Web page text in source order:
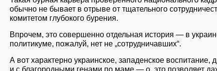
обычно не бывает в отрыве от тщательного
комитетом глубокого бурения.
Впрочем, это совершенно отдельная история — в
политикуме, пожалуй, нет не „сотрудничавших“.
А вот характерно украинское, западенское воспитание,
и с благородными генами по маме — о, это позволяет